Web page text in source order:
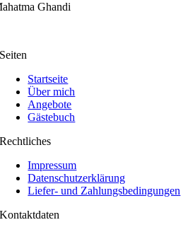
Ghandi
Seiten
Startseite
Über mich
Angebote
Gästebuch
Rechtliches
Impressum
Datenschutzerklärung
Liefer- und Zahlungsbedingungen
Kontaktdaten